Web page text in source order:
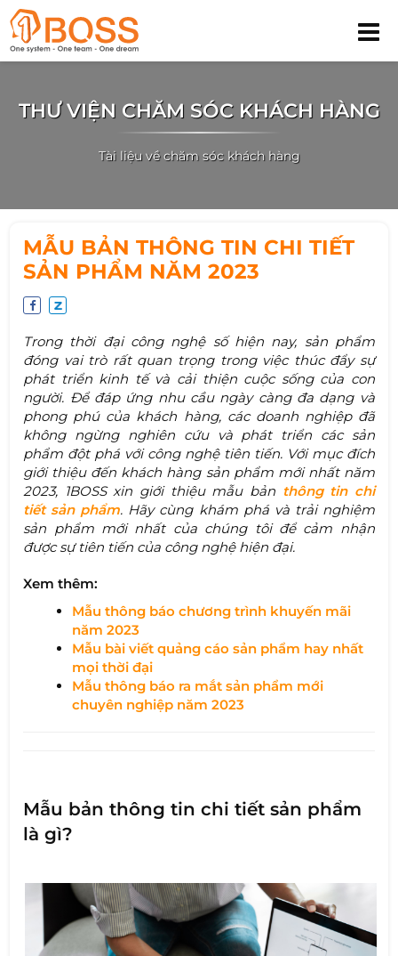
THƯ VIỆN CHĂM SÓC KHÁCH HÀNG
Tài liệu về chăm sóc khách hàng
MẪU BẢN THÔNG TIN CHI TIẾT
SẢN PHẨM NĂM 2023
Trong thời đại công nghệ số hiện nay, sản phẩm
đóng vai trò rất quan trọng trong việc thúc đẩy sự
phát triển kinh tế và cải thiện cuộc sống của con
người. Để đáp ứng nhu cầu ngày càng đa dạng và
phong phú của khách hàng, các doanh nghiệp đã
không ngừng nghiên cứu và phát triển các sản
phẩm đột phá với công nghệ tiên tiến. Với mục đích
giới thiệu đến khách hàng sản phẩm mới nhất năm
2023, 1BOSS xin giới thiệu mẫu bảnthông tin chi
tiết sản phẩm. Hãy cùng khám phá và trải nghiệm
sản phẩm mới nhất của chúng tôi để cảm nhận
được sự tiên tiến của công nghệ hiện đại.
Xem thêm:
Mẫu thông báo chương trình khuyến mãi
năm 2023​
Mẫu bài viết quảng cáo sản phẩm hay nhất
mọi thời đại
Mẫu thông báo ra mắt sản phẩm mới
chuyên nghiệp năm 2023​
Mẫu bản thông tin chi tiết sản phẩm
là gì?